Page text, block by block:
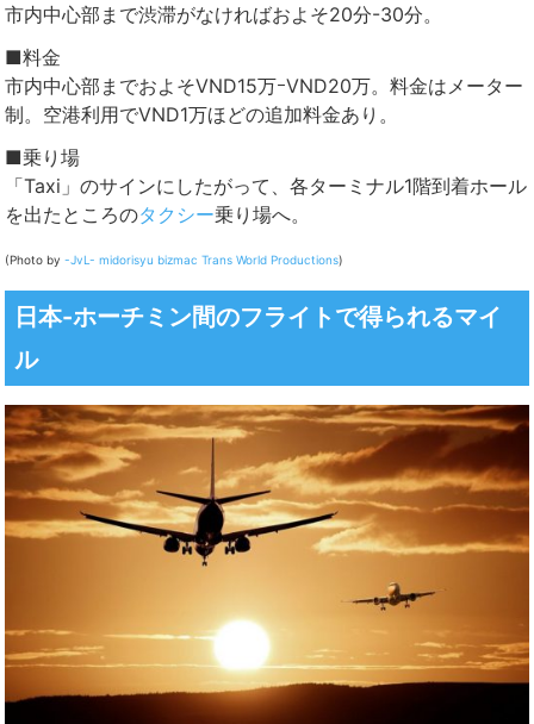
市内中心部まで渋滞がなければおよそ20分-30分。
■料金
市内中心部までおよそVND15万ｰVND20万。料金はメーター
制。空港利用でVND1万ほどの追加料金あり。
■乗り場
「Taxi」のサインにしたがって、各ターミナル1階到着ホール
を出たところのタクシー乗り場へ。
(Photo by -JvL- midorisyu bizmac Trans World Productions)
日本-ホーチミン間のフライトで得られるマイ
ル